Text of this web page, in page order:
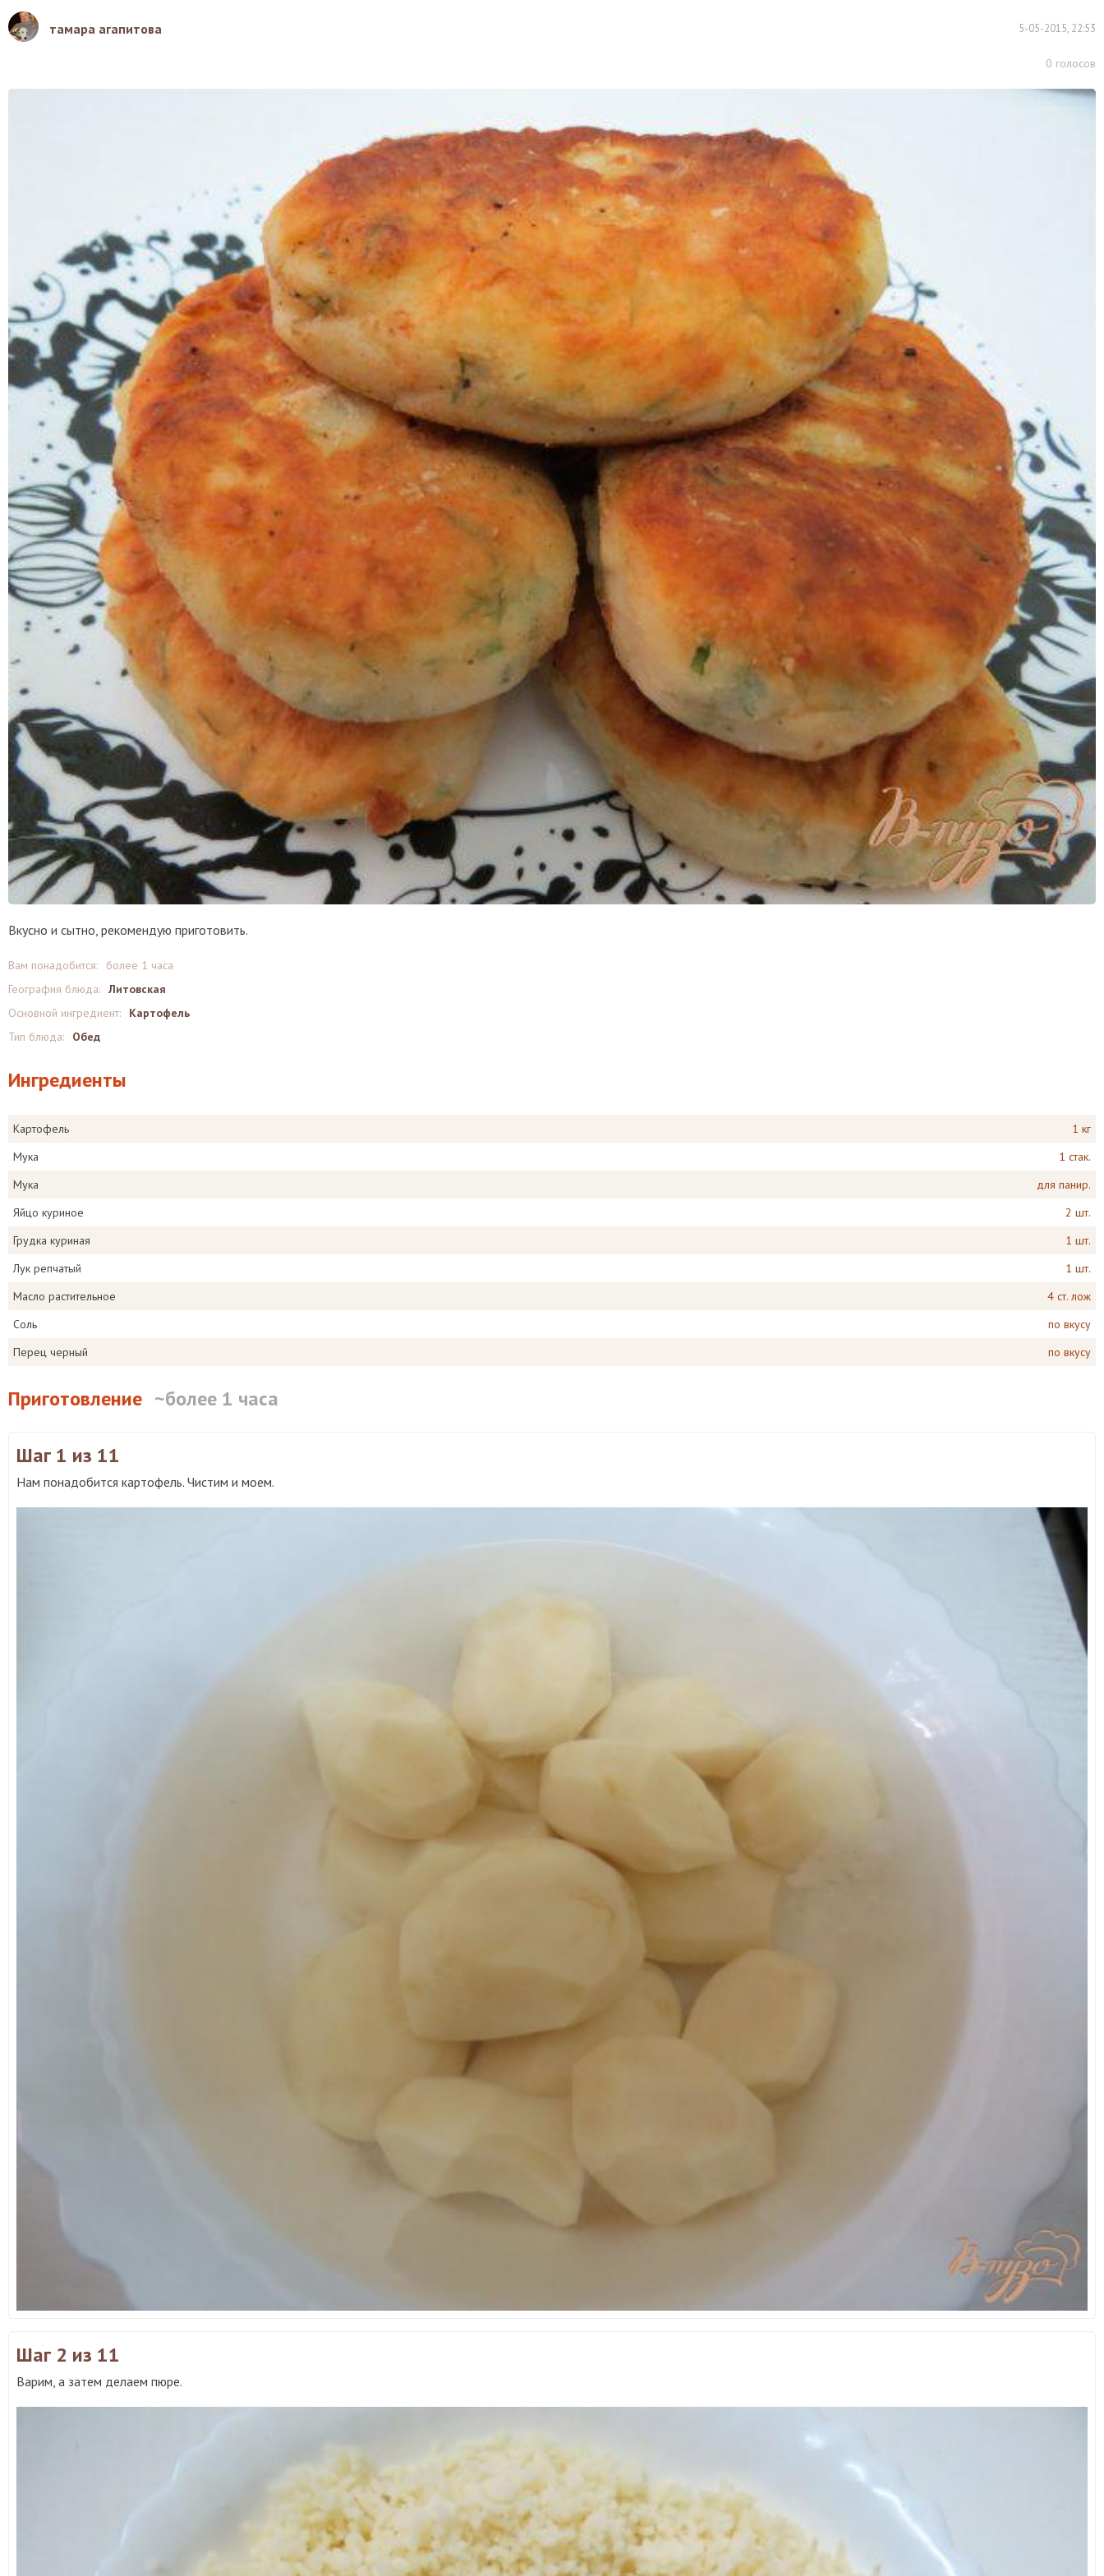
тамара агапитова 5-05-2015, 22:53
0 голосов
Вкусно и сытно, рекомендую приготовить.
Вам понадобится:
более 1 часа
География блюда: Литовская
Основной ингредиент:
Картофель
Тип блюда:
Обед
Ингредиенты
Картофель
1 кг
Мука
1 стак.
Мука
для панир.
Яйцо куриное
2 шт.
Грудка куриная
1 шт.
Лук репчатый
1 шт.
Масло растительное
4 ст. лож
Соль
по вкусу
Перец черный
по вкусу
Приготовление ~более 1 часа
Шаг 1 из 11
Нам понадобится картофель. Чистим и моем.
Шаг 2 из 11
Варим, а затем делаем пюре.